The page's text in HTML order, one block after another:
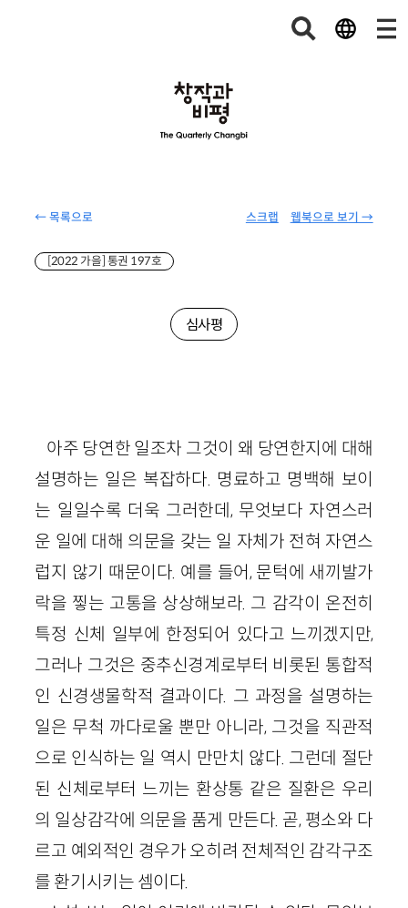
← 목록으로 웹북으로 보기 →
스크랩
[2022 가을] 통권 197호
심사평
아주 당연한 일조차 그것이 왜 당연한지에 대해
설명하는 일은 복잡하다. 명료하고 명백해 보이
는 일일수록 더욱 그러한데, 무엇보다 자연스러
운 일에 대해 의문을 갖는 일 자체가 전혀 자연스
럽지 않기 때문이다. 예를 들어, 문턱에 새끼발가
락을 찧는 고통을 상상해보라. 그 감각이 온전히
특정 신체 일부에 한정되어 있다고 느끼겠지만,
그러나 그것은 중추신경계로부터 비롯된 통합적
인 신경생물학적 결과이다. 그 과정을 설명하는
일은 무척 까다로울 뿐만 아니라, 그것을 직관적
으로 인식하는 일 역시 만만치 않다. 그런데 절단
된 신체로부터 느끼는 환상통 같은 질환은 우리
의 일상감각에 의문을 품게 만든다. 곧, 평소와 다
르고 예외적인 경우가 오히려 전체적인 감각구조
를 환기시키는 셈이다.